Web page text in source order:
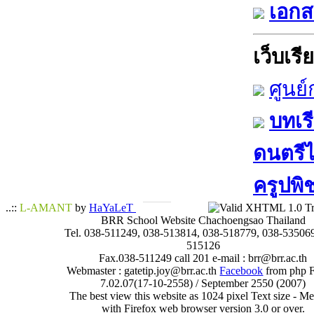
เอก
เว็บเรี
ศูนย์
บทเ
ดนตรี
ครูปพิ
..:: L-AMANT by HaYaLeT
BRR School Website Chachoengsao Thailand
Tel. 038-511249, 038-513814, 038-518779, 038-
515126
Fax.038-511249 call 201 e-mail : brr@brr.ac.th
Webmaster : gatetip.joy@brr.ac.thFacebook from php
7.02.07(17-10-2558) / September 2550 (2007)
The best view this website as 1024 pixel Text size -
with Firefox web browser version 3.0 or over.